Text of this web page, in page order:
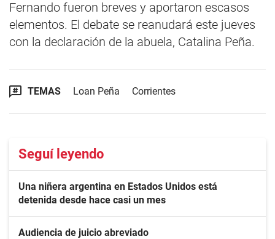
Fernando fueron breves y aportaron escasos
elementos. El debate se reanudará este jueves
con la declaración de la abuela, Catalina Peña.
TEMAS Loan Peña Corrientes
Seguí leyendo
Una niñera argentina en Estados Unidos está
detenida desde hace casi un mes
Audiencia de juicio abreviado